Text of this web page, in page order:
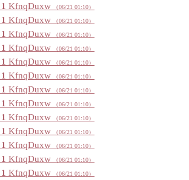
1 KfnqDuxw （06/21 01:10）
1 KfnqDuxw （06/21 01:10）
1 KfnqDuxw （06/21 01:10）
1 KfnqDuxw （06/21 01:10）
1 KfnqDuxw （06/21 01:10）
1 KfnqDuxw （06/21 01:10）
1 KfnqDuxw （06/21 01:10）
1 KfnqDuxw （06/21 01:10）
1 KfnqDuxw （06/21 01:10）
1 KfnqDuxw （06/21 01:10）
1 KfnqDuxw （06/21 01:10）
1 KfnqDuxw （06/21 01:10）
1 KfnqDuxw （06/21 01:10）